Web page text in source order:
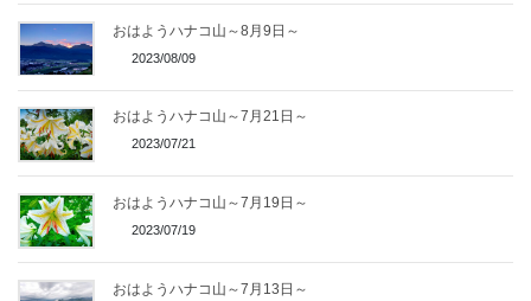
おはようハナコ山～8月9日～
2023/08/09
おはようハナコ山～7月21日～
2023/07/21
おはようハナコ山～7月19日～
2023/07/19
おはようハナコ山～7月13日～